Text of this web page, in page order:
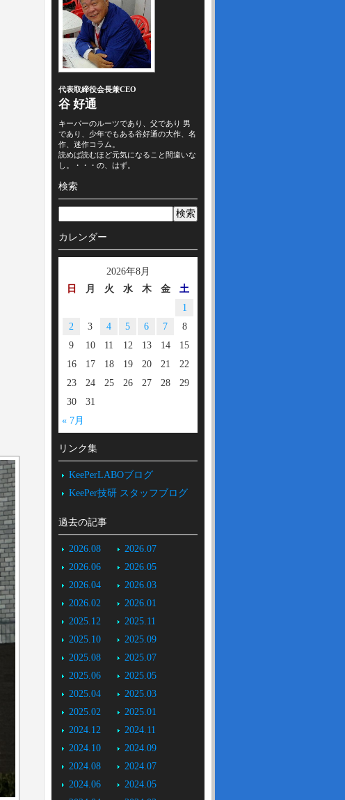
代表取締役会長兼CEO
谷 好通
キーパーのルーツであり、父であり 男
であり、少年でもある谷好通の大作、名
作、迷作コラム。
読めば読むほど元気になること間違いな
し。・・・の、はず。
検索
カレンダー
2026年8月
日
月 火 水 木 金
土
1
2
3 4 5 6 7
8
9
10 11 12 13 14
15
16
17 18 19 20 21
22
23
24 25 26 27 28
29
30
31
« 7月
リンク集
KeePerLABOブログ
KeePer技研 スタッフブログ
過去の記事
2026.08
2026.07
2026.06
2026.05
2026.04
2026.03
2026.02
2026.01
2025.12
2025.11
2025.10
2025.09
2025.08
2025.07
2025.06
2025.05
2025.04
2025.03
2025.02
2025.01
2024.12
2024.11
2024.10
2024.09
2024.08
2024.07
2024.06
2024.05